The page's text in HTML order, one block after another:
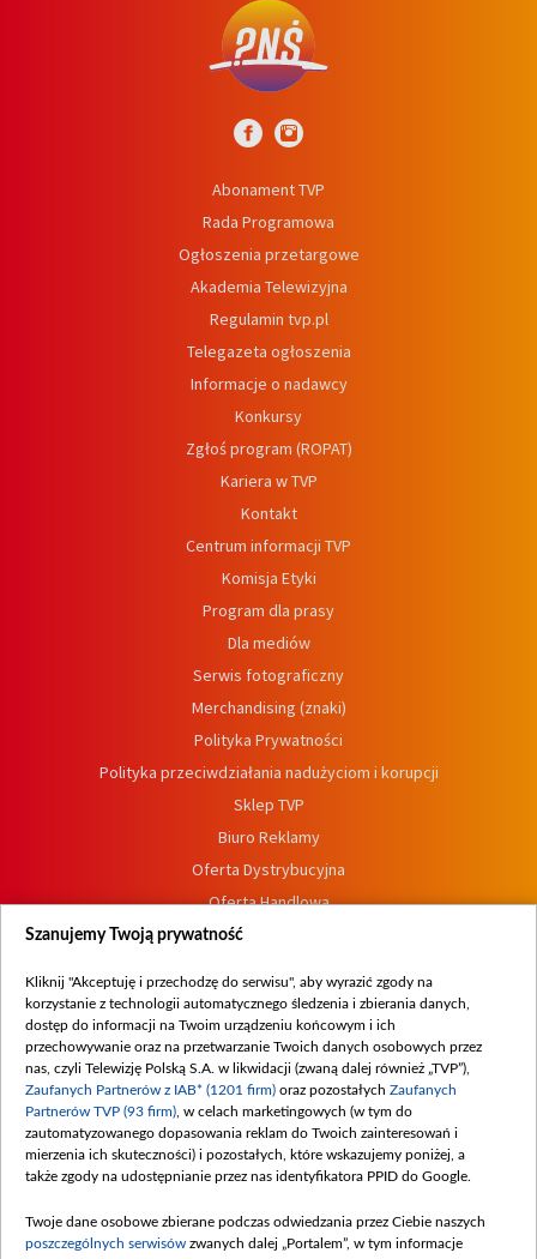
Abonament TVP
Rada Programowa
Ogłoszenia przetargowe
Akademia Telewizyjna
Regulamin tvp.pl
Telegazeta ogłoszenia
Informacje o nadawcy
Konkursy
Zgłoś program (ROPAT)
Kariera w TVP
Kontakt
Centrum informacji TVP
Komisja Etyki
Program dla prasy
Dla mediów
Serwis fotograficzny
Merchandising (znaki)
Polityka Prywatności
Polityka przeciwdziałania nadużyciom i korupcji
Sklep TVP
Biuro Reklamy
Oferta Dystrybucyjna
Oferta Handlowa
Dostępność
Procedura zgłoszeń wewnętrznych
Szanujemy Twoją prywatność
Kliknij "Akceptuję i przechodzę do serwisu", aby wyrazić zgody na
korzystanie z technologii automatycznego śledzenia i zbierania danych,
dostęp do informacji na Twoim urządzeniu końcowym i ich
przechowywanie oraz na przetwarzanie Twoich danych osobowych przez
nas, czyli Telewizję Polską S.A. w likwidacji (zwaną dalej również „TVP”),
Zaufanych Partnerów z IAB* (1201 firm) oraz pozostałych Zaufanych
Partnerów TVP (93 firm) , w celach marketingowych (w tym do
zautomatyzowanego dopasowania reklam do Twoich zainteresowań i
mierzenia ich skuteczności) i pozostałych, które wskazujemy poniżej, a
także zgody na udostępnianie przez nas identyfikatora PPID do Google.
Twoje dane osobowe zbierane podczas odwiedzania przez Ciebie naszych
poszczególnych serwisów zwanych dalej „Portalem”, w tym informacje